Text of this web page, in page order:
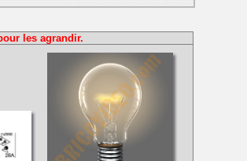
les agrandir.